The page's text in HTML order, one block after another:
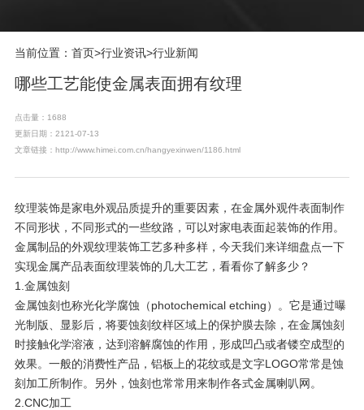
当前位置： 首页 >行业资讯>行业新闻
哪些工艺能使金属表面拥有纹理
点击量：1688
更新日期：2121-07-13
文章链接：http://www.himei.com.cn/hangyexinwen/1186.html
纹理装饰是家电外观品质提升的重要因素，在金属外观件表面制作
不同形状，不同形式的一些纹路，可以对家电表面起装饰的作用。
金属制品的外观纹理装饰工艺多种多样，今天我们来详细盘点一下
实现金属产品表面纹理装饰的几大工艺，看看你了解多少？
1.金属蚀刻
金属蚀刻也称光化学腐蚀（photochemical etching）。它是通过曝
光制版、显影后，将要蚀刻纹样区域上的保护膜去除，在金属蚀刻
时接触化学溶液，达到溶解腐蚀的作用，形成凹凸或者镂空成型的
效果。一般的消费性产品，铝板上的花纹或是文字LOGO常常是蚀
刻加工所制作。另外，蚀刻也常常用来制作各式金属喇叭网。
2.CNC加工